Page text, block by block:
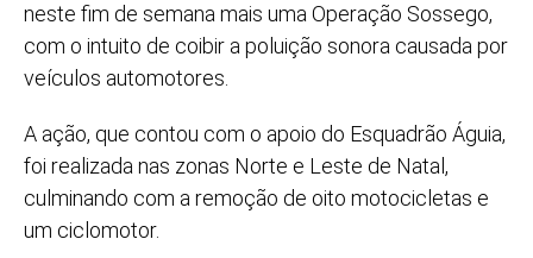
neste fim de semana mais uma Operação Sossego,
com o intuito de coibir a poluição sonora causada por
veículos automotores.
A ação, que contou com o apoio do Esquadrão Águia,
foi realizada nas zonas Norte e Leste de Natal,
culminando com a remoção de oito motocicletas e
um ciclomotor.